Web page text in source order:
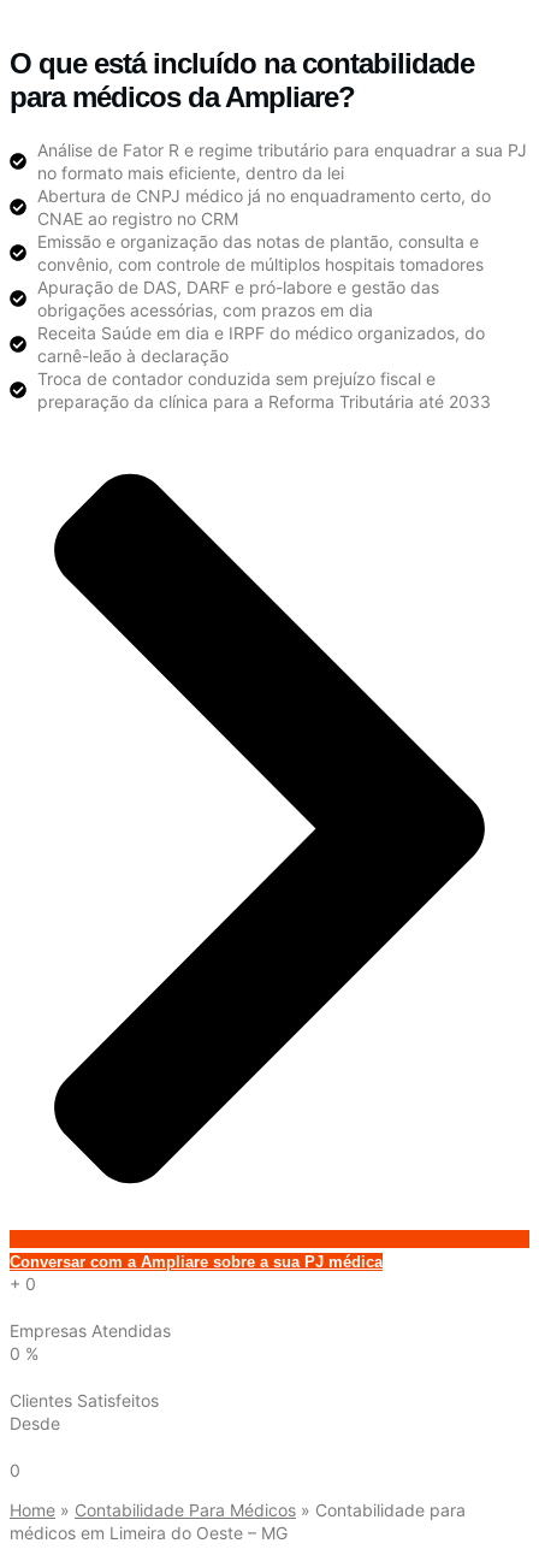
O que está incluído na contabilidade
para médicos da Ampliare?
Análise de Fator R e regime tributário para enquadrar a sua PJ
no formato mais eficiente, dentro da lei
Abertura de CNPJ médico já no enquadramento certo, do
CNAE ao registro no CRM
Emissão e organização das notas de plantão, consulta e
convênio, com controle de múltiplos hospitais tomadores
Apuração de DAS, DARF e pró-labore e gestão das
obrigações acessórias, com prazos em dia
Receita Saúde em dia e IRPF do médico organizados, do
carnê-leão à declaração
Troca de contador conduzida sem prejuízo fiscal e
preparação da clínica para a Reforma Tributária até 2033
Conversar com a Ampliare sobre a sua PJ médica
+ 0
Empresas Atendidas
0 %
Clientes Satisfeitos
Desde
0
Home » Contabilidade Para Médicos » Contabilidade para
médicos em Limeira do Oeste – MG